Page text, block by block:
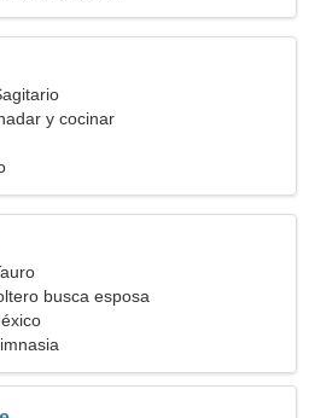
y cocinar
busca esposa